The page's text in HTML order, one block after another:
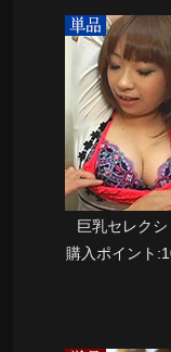
巨乳セレクシ
購入ポイント